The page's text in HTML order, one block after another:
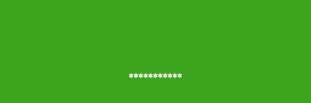
***********